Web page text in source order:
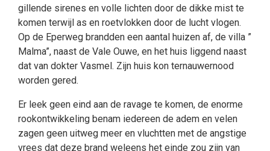
gillende sirenes en volle lichten door de dikke mist te
komen terwijl as en roetvlokken door de lucht vlogen.
Op de Eperweg brandden een aantal huizen af, de villa ”
Malma”, naast de Vale Ouwe, en het huis liggend naast
dat van dokter Vasmel. Zijn huis kon ternauwernood
worden gered.
Er leek geen eind aan de ravage te komen, de enorme
rookontwikkeling benam iedereen de adem en velen
zagen geen uitweg meer en vluchtten met de angstige
vrees dat deze brand weleens het einde zou zijn van